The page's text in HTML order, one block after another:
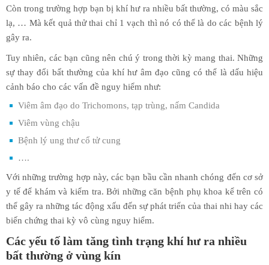
Còn trong trường hợp bạn bị khí hư ra nhiều bất thường, có màu sắc
lạ, … Mà kết quả thử thai chỉ 1 vạch thì nó có thể là do các bệnh lý
gây ra.
Tuy nhiên, các bạn cũng nên chú ý trong thời kỳ mang thai. Những
sự thay đổi bất thường của khí hư âm đạo cũng có thể là dấu hiệu
cảnh báo cho các vấn đề nguy hiểm như:
Viêm âm đạo do Trichomons, tạp trùng, nấm Candida
Viêm vùng chậu
Bệnh lý ung thư cổ tử cung
….
Với những trường hợp này, các bạn bầu cần nhanh chóng đến cơ sở
y tế để khám và kiểm tra. Bởi những căn bệnh phụ khoa kể trên có
thể gây ra những tác động xấu đến sự phát triển của thai nhi hay các
biến chứng thai kỳ vô cùng nguy hiểm.
Các yếu tố làm tăng tình trạng khí hư ra nhiều
bất thường ở vùng kín